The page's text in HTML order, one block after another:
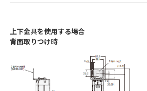
上下金具を使用する場合
背面取りつけ時